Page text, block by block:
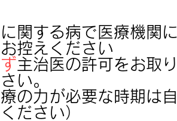
関する病で医療機関
控えください
主治医の許可をお取
い。
療の力が必要な時期は
ださい）